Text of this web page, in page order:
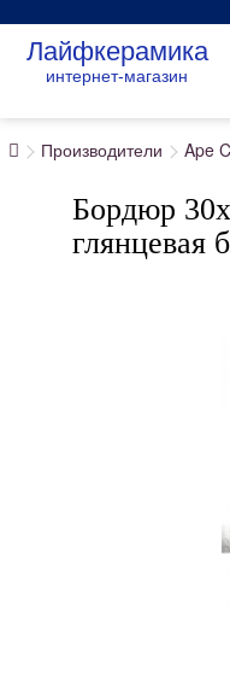
Лайфкерамика
интернет-магазин
Производители Ape
Бордюр
глянцевая